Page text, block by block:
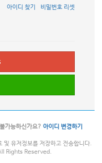
비밀번호 리셋
아이디 찾기
가능하신가요? 아이디 변경하기
및 유저정보를 저장하고 전송합니다.
Rights Reserved.